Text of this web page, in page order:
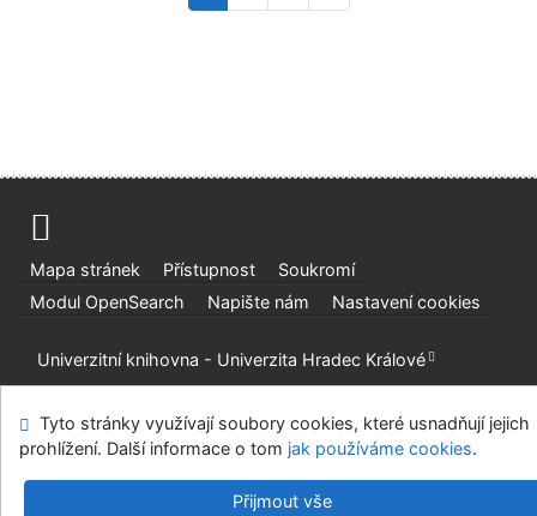
Mapa stránek Přístupnost
Soukromí
Modul OpenSearch
Napište nám Nastavení cookies
Univerzitní knihovna - Univerzita Hradec Králové
Tyto stránky využívají soubory cookies, které usnadňují jejich
prohlížení. Další informace o tom jak používáme cookies.
Přijmout vše